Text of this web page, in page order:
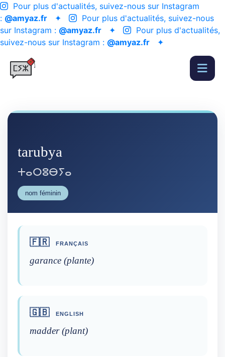
Pour plus d'actualités, suivez-nous sur Instagram
: @amyaz.fr ✦
Pour plus d'actualités, suivez-nous
sur Instagram : @amyaz.fr ✦
Pour plus d'actualités,
suivez-nous sur Instagram : @amyaz.fr ✦
tarubya
ⵜⴰⵔⵓⴱⵢⴰ
nom féminin
🇫🇷 FRANÇAIS
garance (plante)
🇬🇧 ENGLISH
madder (plant)